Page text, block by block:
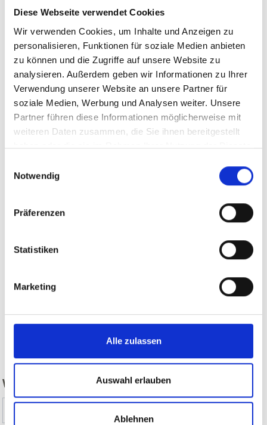
Diese Webseite verwendet Cookies
Wir verwenden Cookies, um Inhalte und Anzeigen zu
personalisieren, Funktionen für soziale Medien anbieten
zu können und die Zugriffe auf unsere Website zu
analysieren. Außerdem geben wir Informationen zu Ihrer
Verwendung unserer Website an unsere Partner für
soziale Medien, Werbung und Analysen weiter. Unsere
Partner führen diese Informationen möglicherweise mit
weiteren Daten zusammen, die Sie ihnen bereitgestellt
haben oder die sie im Rahmen Ihrer Nutzung der Dienste
Notwendig
Präferenzen
Statistiken
Marketing
Alle zulassen
Auswahl erlauben
Ablehnen
WAR DER INHALT FÜR SIE HILFREICH?